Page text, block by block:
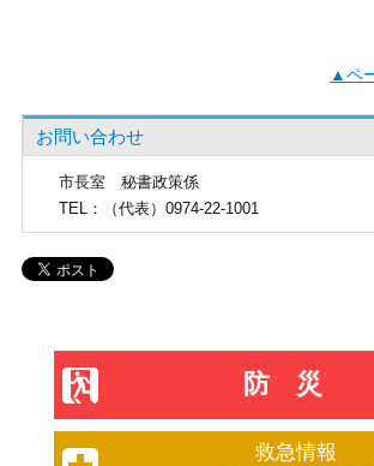
▲ペ
お問い合わせ
市長室
秘書政策係
TEL
：（代表）0974-22-1001
防災
救急情報